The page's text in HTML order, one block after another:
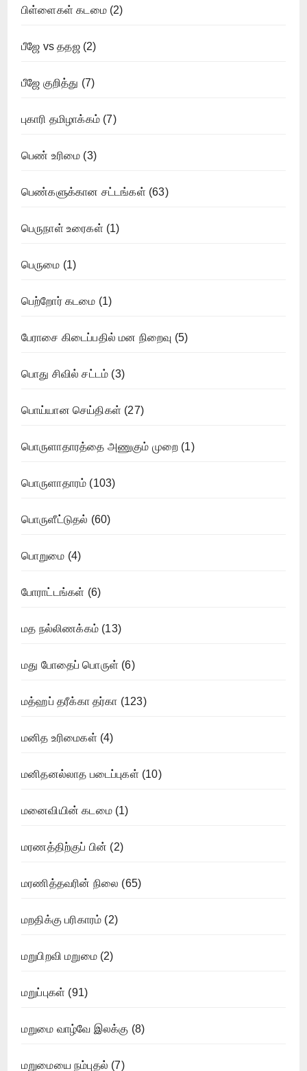
பிள்ளைகள் கடமை(2)
பீஜே vs ததஜ(2)
பீஜே குறித்து (7)
புகாரி தமிழாக்கம் (7)
பெண் உரிமை (3)
பெண்களுக்கான சட்டங்கள் (63)
பெருநாள் உரைகள் (1)
பெருமை (1)
பெற்றோர் கடமை (1)
பேராசை கிடைப்பதில் மன நிறைவு (5)
பொது சிவில் சட்டம் (3)
பொய்யான செய்திகள் (27)
பொருளாதாரத்தை அணுகும் முறை (1)
பொருளாதாரம் (103)
பொருளீட்டுதல் (60)
பொறுமை (4)
போராட்டங்கள் (6)
மத நல்லிணக்கம் (13)
மது போதைப் பொருள் (6)
மத்ஹப் தரீக்கா தர்கா (123)
மனித உரிமைகள் (4)
மனிதனல்லாத படைப்புகள் (10)
மனைவியின் கடமை(1)
மரணத்திற்குப் பின் (2)
மரணித்தவரின் நிலை (65)
மறதிக்கு பரிகாரம் (2)
மறுபிறவி மறுமை(2)
மறுப்புகள் (91)
மறுமை வாழ்வே இலக்கு (8)
மறுமையை நம்புதல் (7)